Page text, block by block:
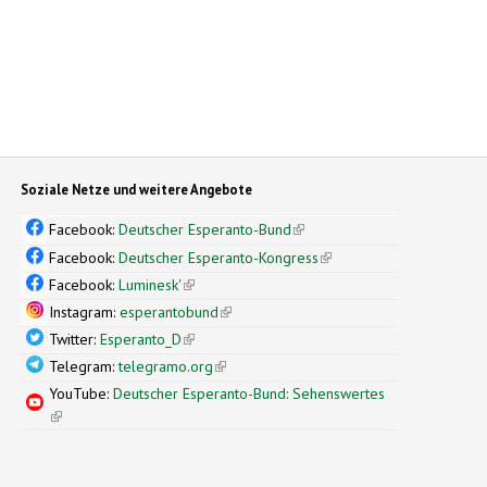
Soziale Netze und weitere Angebote
Facebook:Deutscher Esperanto-Bund(link is external)
Facebook:Deutscher Esperanto-Kongress(link is external)
Facebook:Luminesk'(link is external)
Instagram:esperantobund(link is external)
Twitter:Esperanto_D(link is external)
Telegram:telegramo.org(link is external)
YouTube:Deutscher Esperanto-Bund: Sehenswertes
(link is external)